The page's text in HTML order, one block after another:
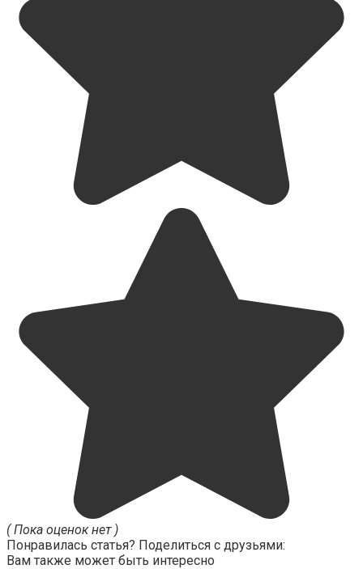
( Пока оценок нет )
Понравилась статья? Поделиться с друзьями:
Вам также может быть интересно